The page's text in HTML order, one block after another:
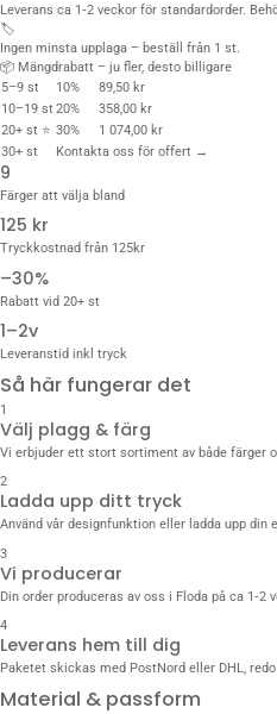
Leverans ca 1‑2 veckor för standardorder.
🏷️
Ingen minsta upplaga – beställ från 1 st.
📦 Mängdrabatt – ju fler, desto billigare
5–9 st
10%
89,50 kr
10–19 st20%
358,00 kr
20+ st ⭐ 30%
1 074,00 kr
30+ st
Kontakta oss för offert →
9
Färger att välja bland
125 kr
Tryckkostnad från 125kr
–30%
Rabatt vid 20+ st
1–2v
Leveranstid inkl tryck
Så här fungerar det
1
Välj plagg & färg
Vi erbjuder ett stort sortiment av både färger
2
Ladda upp ditt tryck
Använd vår designfunktion eller ladda upp din
3
Vi producerar
Din order produceras av oss i Floda på ca 1‑2
4
Leverans hem till dig
Paketet skickas med PostNord eller DHL,
Material & passform